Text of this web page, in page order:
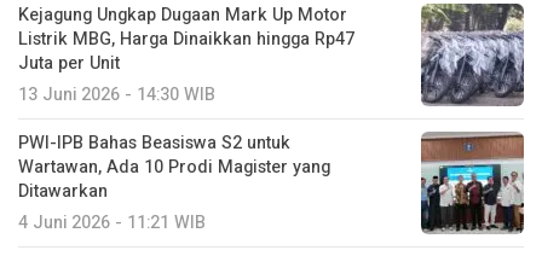
Kejagung Ungkap Dugaan Mark Up Motor
Listrik MBG, Harga Dinaikkan hingga Rp47
Juta per Unit
13 Juni 2026 - 14:30 WIB
PWI-IPB Bahas Beasiswa S2 untuk
Wartawan, Ada 10 Prodi Magister yang
Ditawarkan
4 Juni 2026 - 11:21 WIB